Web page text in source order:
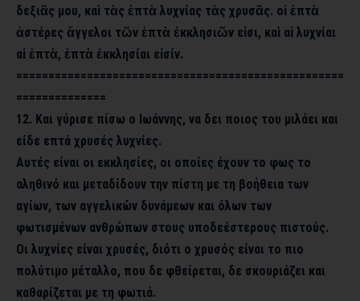
δεξιᾶς μου, καὶ τὰς ἑπτὰ λυχνίας τὰς χρυσᾶς. οἱ ἑπτὰ
ἀστέρες ἄγγελοι τῶν ἑπτὰ ἐκκλησιῶν εἰσι, καὶ αἱ λυχνίαι
αἱ ἑπτὰ, ἑπτὰ ἐκκλησίαι εἰσίν.
===================================================
==============
12. Και γύρισε πίσω ο Ιωάννης, να δει ποιος του μιλάει και
είδε επτά χρυσές λυχνίες.
Αυτές είναι οι εκκλησίες, οι οποίες έχουν το φως το
αληθινό και μεταδίδουν την πίστη με τη βοήθεια των
αγίων, των αγγελικών δυνάμεων και όλων των
φωτισμένων ανθρώπων στους υποδεέστερους πιστούς.
Οι λυχνίες είναι χρυσές, διότι ο χρυσός είναι το πιο
πολύτιμο μέταλλο, που δε φθείρεται, δε σκουριάζει και
καθαρίζεται με τη φωτιά.